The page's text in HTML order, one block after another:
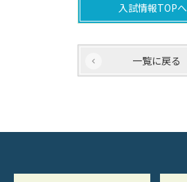
入試情報TOPへ
一覧に戻る